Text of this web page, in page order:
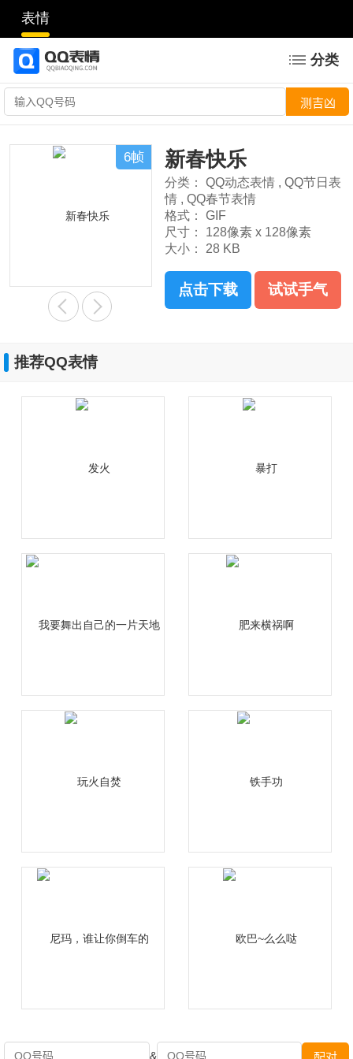
表情
分类
6帧 新春快乐
分类： QQ动态表情 , QQ节日表
情 , QQ春节表情
格式：
GIF
尺寸：
128像素 x 128像素
大小：
28 KB
点击下载 试试手气
推荐QQ表情